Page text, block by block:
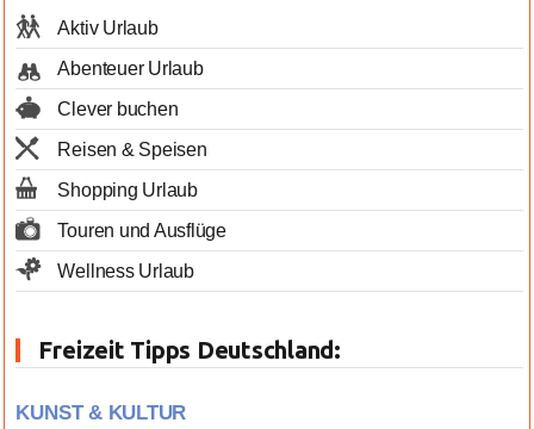
Aktiv Urlaub
Abenteuer Urlaub
Clever buchen
Reisen & Speisen
Shopping Urlaub
Touren und Ausflüge
Wellness Urlaub
Freizeit Tipps Deutschland:
KUNST & KULTUR